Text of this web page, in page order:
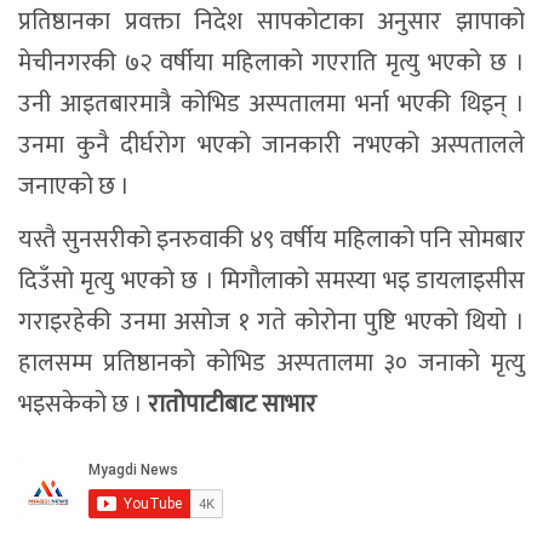
प्रतिष्ठानका प्रवक्ता निदेश सापकोटाका अनुसार झापाको
मेचीनगरकी ७२ वर्षीया महिलाको गएराति मृत्यु भएको छ ।
उनी आइतबारमात्रै कोभिड अस्पतालमा भर्ना भएकी थिइन् ।
उनमा कुनै दीर्घरोग भएको जानकारी नभएको अस्पतालले
जनाएको छ ।
यस्तै सुनसरीको इनरुवाकी ४९ वर्षीय महिलाको पनि सोमबार
दिउँसो मृत्यु भएको छ । मिगौलाको समस्या भइ डायलाइसीस
गराइरहेकी उनमा असोज १ गते कोरोना पुष्टि भएको थियो ।
हालसम्म प्रतिष्ठानको कोभिड अस्पतालमा ३० जनाको मृत्यु
भइसकेको छ । रातोपाटीबाट साभार